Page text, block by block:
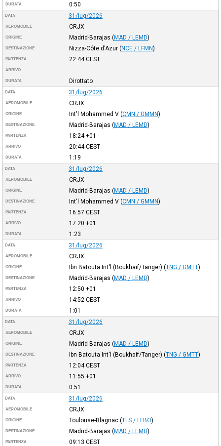
DURATA 0:50
DATA 31/lug/2026
AEROMOBILE CRJX
ORIGINE Madrid-Barajas (MAD / LEMD)
DESTINAZIONE Nizza-Côte d'Azur (NCE / LFMN)
PARTENZA 22:44CEST
ARRIVO
DURATA Dirottato
DATA 31/lug/2026
AEROMOBILE CRJX
ORIGINE Int'l Mohammed V (CMN / GMMN)
DESTINAZIONE Madrid-Barajas (MAD / LEMD)
PARTENZA 18:24+01
ARRIVO 20:44CEST
DURATA 1:19
DATA 31/lug/2026
AEROMOBILE CRJX
ORIGINE Madrid-Barajas (MAD / LEMD)
DESTINAZIONE Int'l Mohammed V (CMN / GMMN)
PARTENZA 16:57 CEST
ARRIVO 17:20 +01
DURATA 1:23
DATA 31/lug/2026
AEROMOBILE CRJX
ORIGINE Ibn Batouta Int'l (Boukhaif/Tanger) (TNG / GMTT)
DESTINAZIONE Madrid-Barajas (MAD / LEMD)
PARTENZA 12:50 +01
ARRIVO 14:52 CEST
DURATA 1:01
DATA 31/lug/2026
AEROMOBILE CRJX
ORIGINE Madrid-Barajas (MAD / LEMD)
DESTINAZIONE Ibn Batouta Int'l (Boukhaif/Tanger) (TNG / GMTT)
PARTENZA 12:04CEST
ARRIVO 11:55 +01
DURATA 0:51
DATA 31/lug/2026
AEROMOBILE CRJX
ORIGINE Toulouse-Blagnac (TLS / LFBO)
DESTINAZIONE Madrid-Barajas (MAD / LEMD)
PARTENZA 09:13 CEST